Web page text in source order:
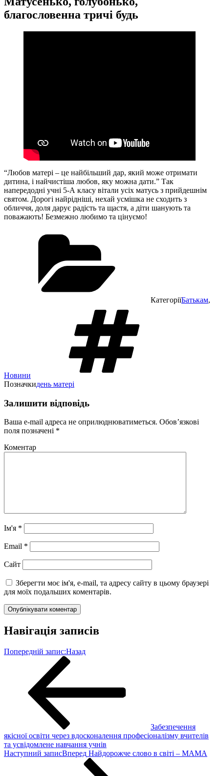
благословенна тричі будь
“Любов матері – це найбільший дар, який може отримати
дитина, і найчистіша любов, яку можна дати.” Так
напередодні учні 5-А класу вітали усіх матусь з прийдешнім
святом. Дорогі найрідніші, нехай усмішка не сходить з
обличчя, доля дарує радість та щастя, а діти шанують та
поважають! Безмежно любимо та цінуємо!
КатегоріїБатькам,
Новини
Позначкидень матері
Залишити відповідь
Ваша e-mail адреса не оприлюднюватиметься. Обов’язкові
поля позначені *
Коментар
Ім'я *
Email *
Сайт
Зберегти моє ім'я, e-mail, та адресу сайту в цьому браузері
для моїх подальших коментарів.
Навігація записів
Попередній запис:Назад
Забезпечення
якісної освіти через вдосконалення професіоналізму вчителів
та усвідомлене навчання учнів
Наступний записВперед Найдорожче слово в світі – МАМА